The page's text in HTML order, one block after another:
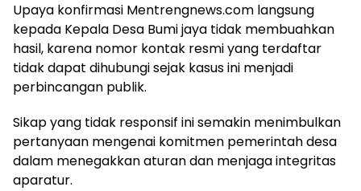
Upaya konfirmasi Mentrengnews.com langsung
kepada Kepala Desa Bumi jaya tidak membuahkan
hasil, karena nomor kontak resmi yang terdaftar
tidak dapat dihubungi sejak kasus ini menjadi
perbincangan publik.
Sikap yang tidak responsif ini semakin menimbulkan
pertanyaan mengenai komitmen pemerintah desa
dalam menegakkan aturan dan menjaga integritas
aparatur.